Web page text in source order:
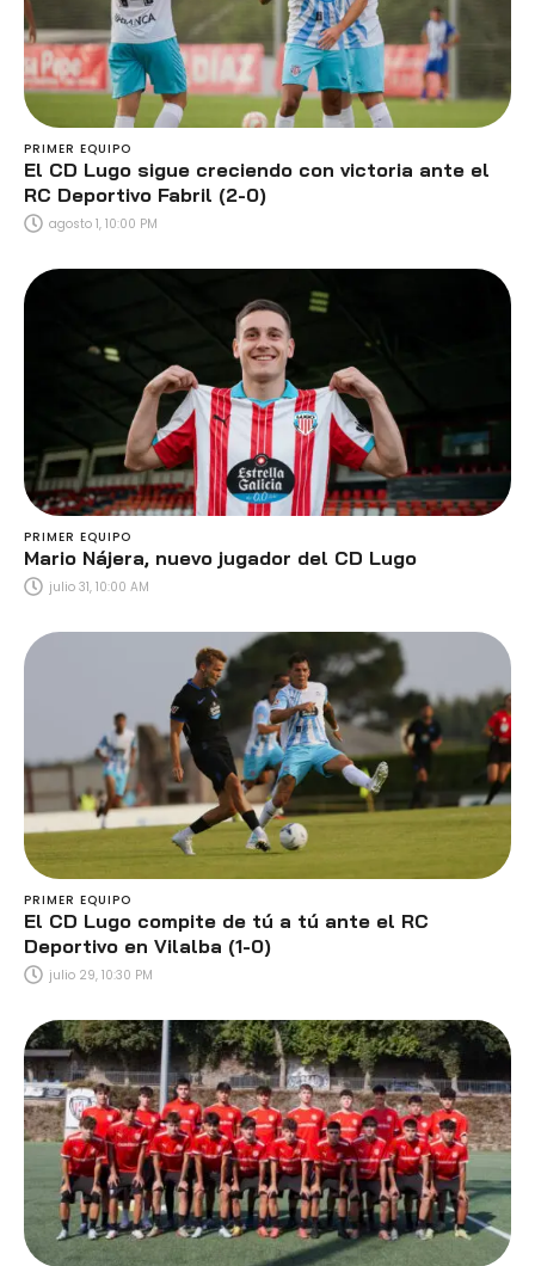
PRIMER EQUIPO
El CD Lugo sigue creciendo con victoria ante el
RC Deportivo Fabril (2-0)
agosto 1, 10:00 PM
PRIMER EQUIPO
Mario Nájera, nuevo jugador del CD Lugo
julio 31, 10:00 AM
PRIMER EQUIPO
El CD Lugo compite de tú a tú ante el RC
Deportivo en Vilalba (1-0)
julio 29, 10:30 PM